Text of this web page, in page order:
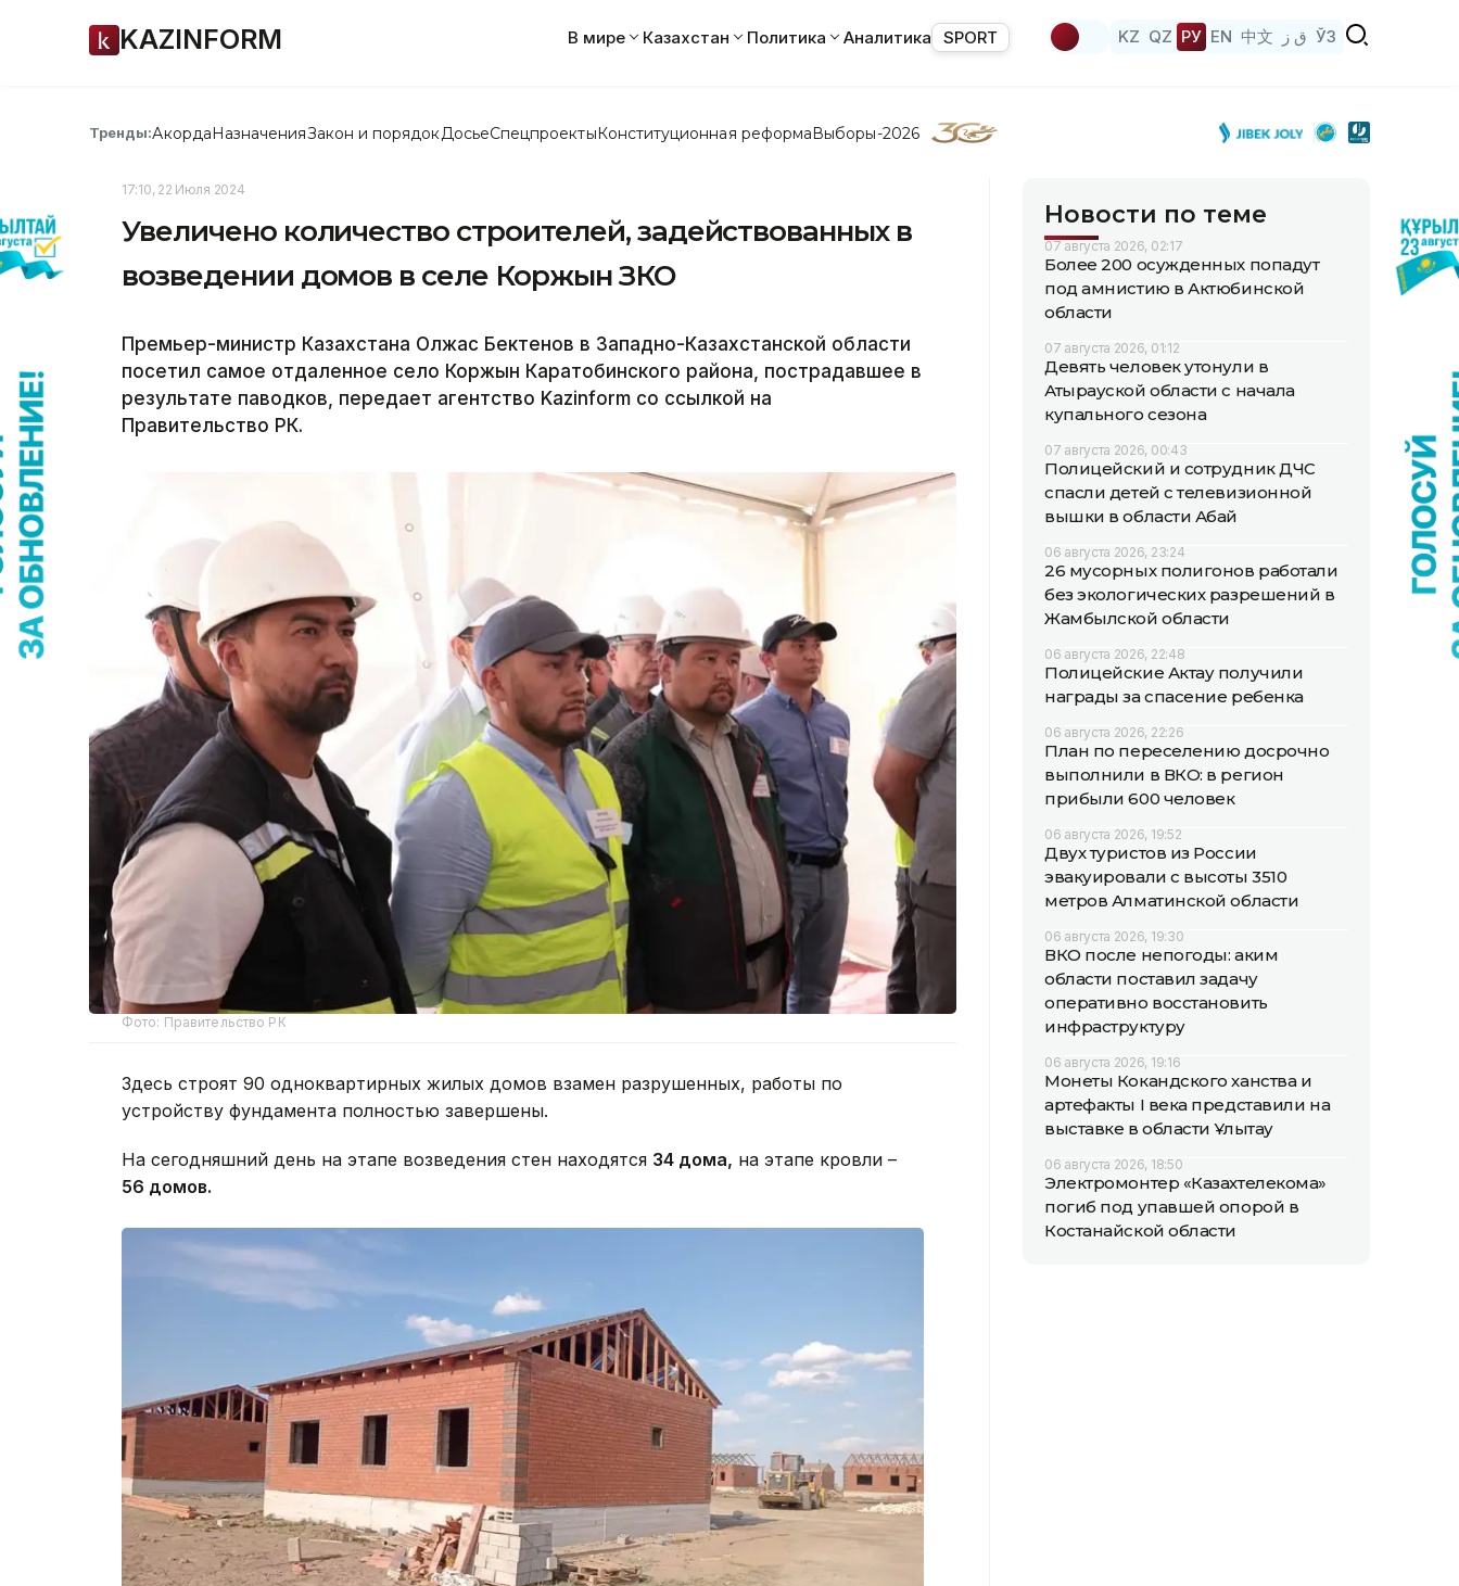
KAZINFORM В мире Казахстан Политика Аналитика SPORT KZ QZ РУ EN 中文 ق ز ЎЗ
Тренды:АкордаНазначенияЗакон и порядок ДосьеСпецпроектыКонституционная реформаВыборы-2026
17:10, 22 Июля 2024
Увеличено количество строителей, задействованных в
возведении домов в селе Коржын ЗКО
Премьер-министр Казахстана Олжас Бектенов в Западно-Казахстанской области
посетил самое отдаленное село Коржын Каратобинского района, пострадавшее в
результате паводков, передает агентство Kazinform со ссылкой на
Правительство РК.
Фото: Правительство РК
Здесь строят 90 одноквартирных жилых домов взамен разрушенных, работы по
устройству фундамента полностью завершены.
На сегодняшний день на этапе возведения стен находятся 34 дома, на этапе кровли –
56 домов.
Новости по теме
07 августа 2026, 02:17
Более 200 осужденных попадут
под амнистию в Актюбинской
области
07 августа 2026, 01:12
Девять человек утонули в
Атырауской области с начала
купального сезона
07 августа 2026, 00:43
Полицейский и сотрудник ДЧС
спасли детей с телевизионной
вышки в области Абай
06 августа 2026, 23:24
26 мусорных полигонов работали
без экологических разрешений в
Жамбылской области
06 августа 2026, 22:48
Полицейские Актау получили
награды за спасение ребенка
06 августа 2026, 22:26
План по переселению досрочно
выполнили в ВКО: в регион
прибыли 600 человек
06 августа 2026, 19:52
Двух туристов из России
эвакуировали с высоты 3510
метров Алматинской области
06 августа 2026, 19:30
ВКО после непогоды: аким
области поставил задачу
оперативно восстановить
инфраструктуру
06 августа 2026, 19:16
Монеты Кокандского ханства и
артефакты I века представили на
выставке в области Ұлытау
06 августа 2026, 18:50
Электромонтер «Казахтелекома»
погиб под упавшей опорой в
Костанайской области